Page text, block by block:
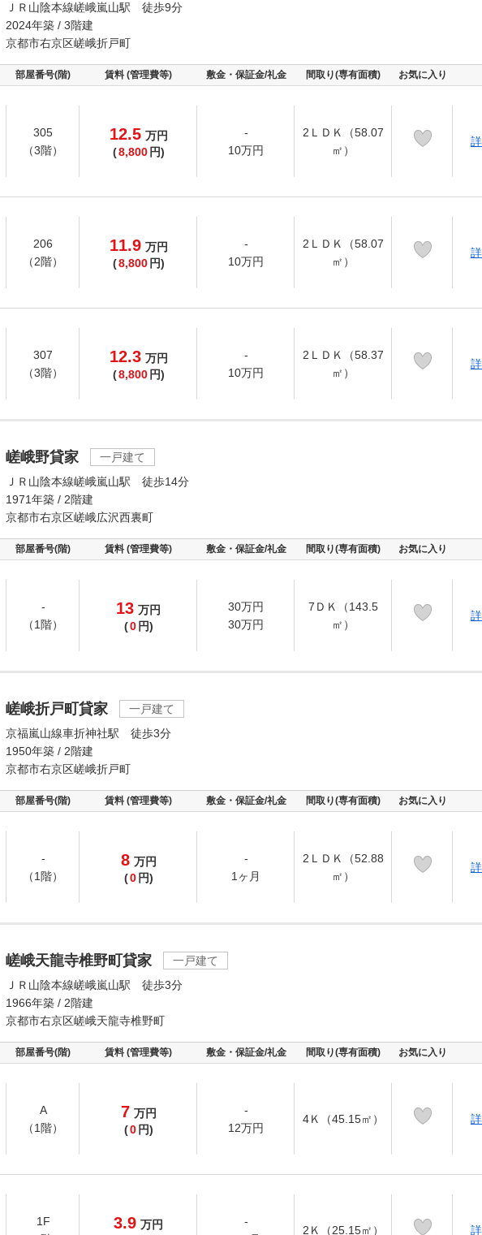
ＪＲ山陰本線嵯峨嵐山駅 徒歩9分
2024年築 / 3階建
京都市右京区嵯峨折戸町
部屋番号(階) 賃料 (管理費等) 敷金・保証金/礼金 間取り(専有面積) お気に入り
305
（3階）
12.5 万円
(8,800 円)
-
10万円
2ＬＤＫ（58.07
㎡）
206
（2階）
11.9 万円
(8,800 円)
-
10万円
2ＬＤＫ（58.07
㎡）
307
（3階）
12.3 万円
(8,800 円)
-
10万円
2ＬＤＫ（58.37
㎡）
嵯峨野貸家
一戸建て
ＪＲ山陰本線嵯峨嵐山駅 徒歩14分
1971年築 / 2階建
京都市右京区嵯峨広沢西裏町
部屋番号(階) 賃料 (管理費等) 敷金・保証金/礼金 間取り(専有面積) お気に入り
-
（1階）
13 万円
(0 円)
30万円
30万円
7ＤＫ（143.5
㎡）
嵯峨折戸町貸家
一戸建て
京福嵐山線車折神社駅 徒歩3分
1950年築 / 2階建
京都市右京区嵯峨折戸町
部屋番号(階) 賃料 (管理費等) 敷金・保証金/礼金 間取り(専有面積) お気に入り
-
（1階）
8 万円
(0 円)
-
1ヶ月
2ＬＤＫ（52.88
㎡）
嵯峨天龍寺椎野町貸家
一戸建て
ＪＲ山陰本線嵯峨嵐山駅 徒歩3分
1966年築 / 2階建
京都市右京区嵯峨天龍寺椎野町
部屋番号(階) 賃料 (管理費等) 敷金・保証金/礼金 間取り(専有面積) お気に入り
A
（1階）
7 万円
(0 円)
-
12万円
4Ｋ（45.15㎡）
1F
3.9 万円
-
2Ｋ（25.15㎡）